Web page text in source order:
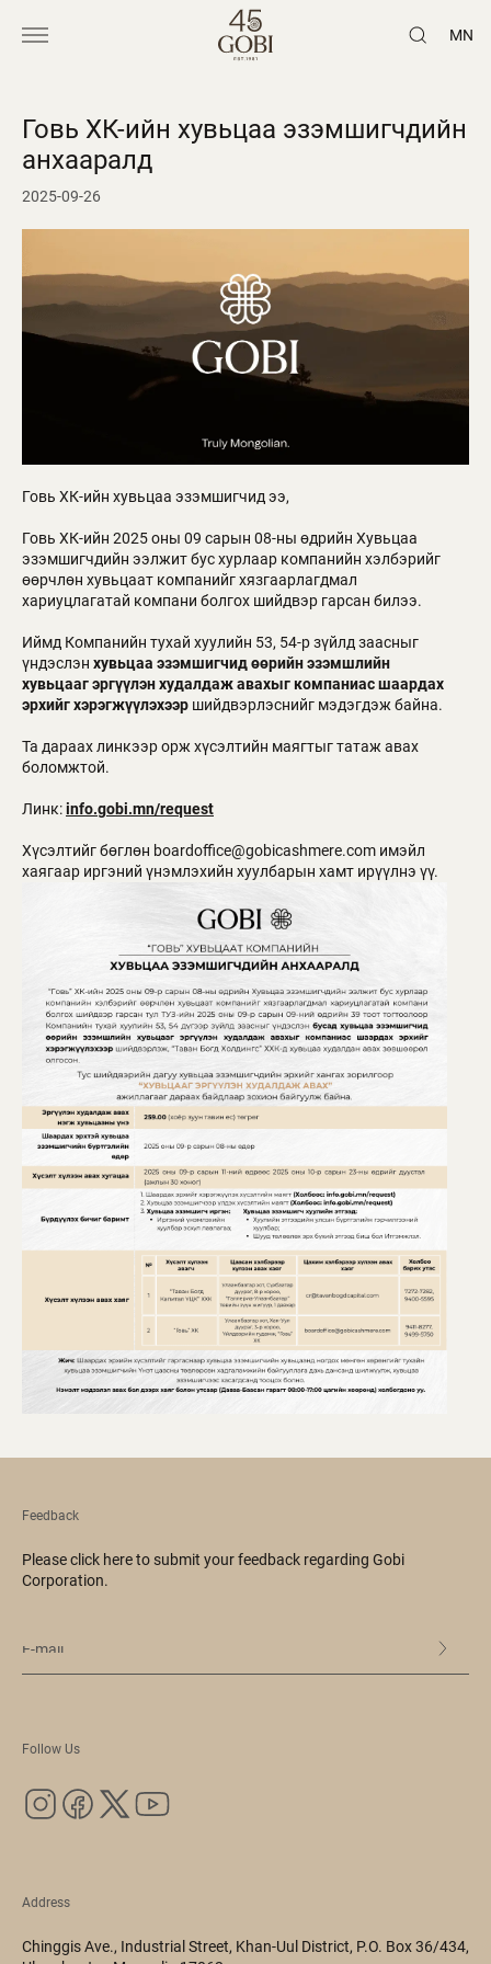
MN
Говь ХК-ийн хувьцаа эзэмшигчдийн
анхааралд
2025-09-26
Говь ХК-ийн хувьцаа эзэмшигчид ээ,
Говь ХК-ийн 2025 оны 09 сарын 08-ны өдрийн Хувьцаа
эзэмшигчдийн ээлжит бус хурлаар компанийн хэлбэрийг
өөрчлөн хувьцаат компанийг хязгаарлагдмал
хариуцлагатай компани болгох шийдвэр гарсан билээ.
Иймд Компанийн тухай хуулийн 53, 54-р зүйлд заасныг
үндэслэн хувьцаа эзэмшигчид өөрийн эзэмшлийн
хувьцааг эргүүлэн худалдаж авахыг компаниас шаардах
эрхийг хэрэгжүүлэхээр шийдвэрлэснийг мэдэгдэж байна.
Та дараах линкээр орж хүсэлтийн маягтыг татаж авах
боломжтой.
Линк:info.gobi.mn/request
Хүсэлтийг бөглөн boardoffice@gobicashmere.com имэйл
хаягаар иргэний үнэмлэхийн хуулбарын хамт ирүүлнэ үү.
Address
Chinggis Ave., Industrial Street, Khan-Uul District, P.O. Box 36/434,
Feedback
Please click here to submit your feedback regarding Gobi
Corporation.
Follow Us